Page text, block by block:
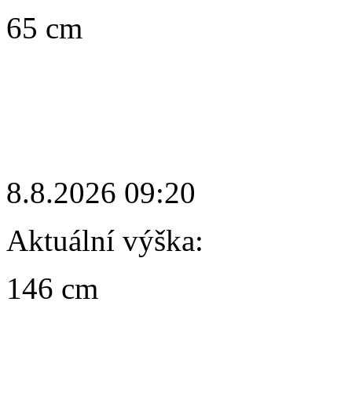
65 cm
8.8.2026 09:20
Aktuální výška:
146 cm